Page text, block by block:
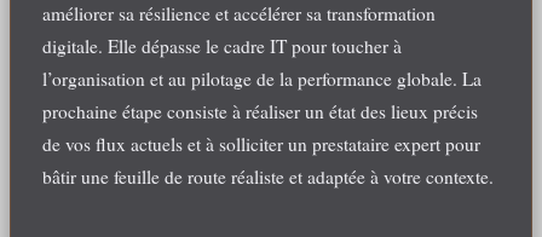
améliorer sa résilience et accélérer sa transformation
digitale. Elle dépasse le cadre IT pour toucher à
l’organisation et au pilotage de la performance globale. La
prochaine étape consiste à réaliser un état des lieux précis
de vos flux actuels et à solliciter un prestataire expert pour
bâtir une feuille de route réaliste et adaptée à votre contexte.